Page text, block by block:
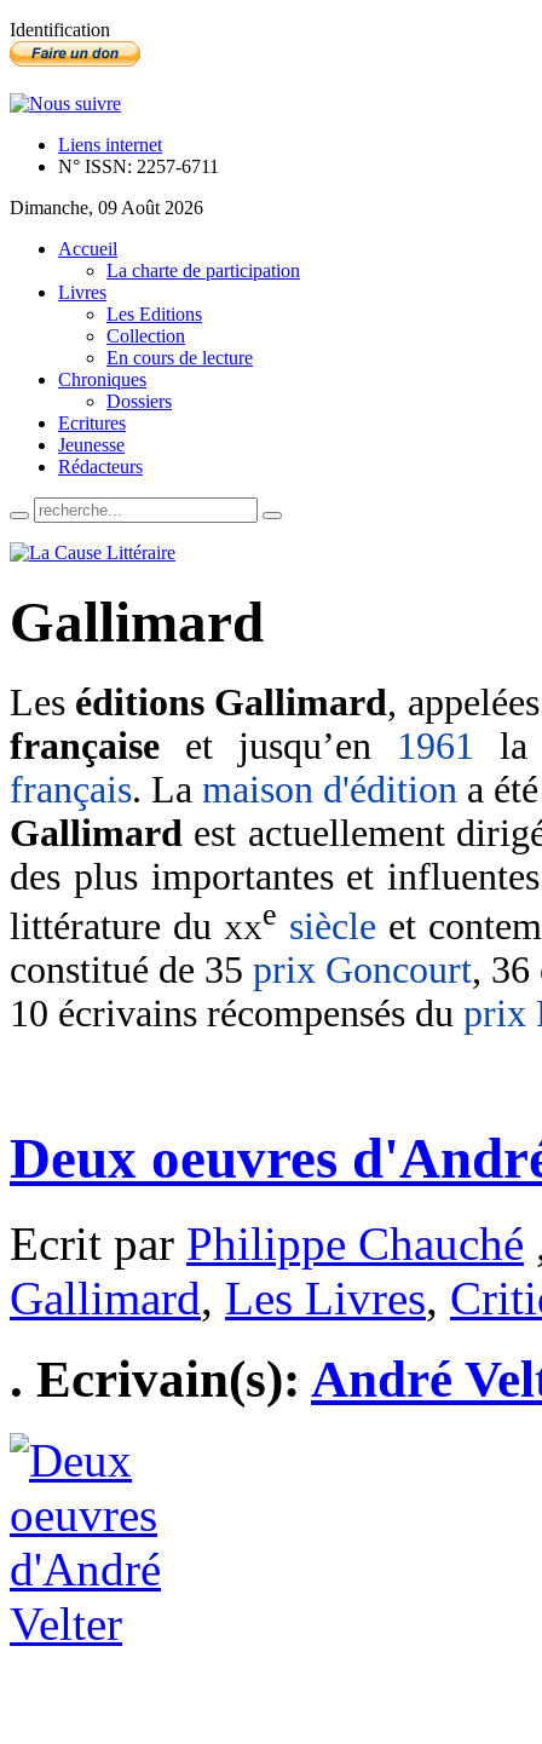
Identification
Liens internet
N° ISSN: 2257-6711
Dimanche, 09 Août 2026
Accueil
La charte de participation
Livres
Les Editions
Collection
En cours de lecture
Chroniques
Dossiers
Ecritures
Jeunesse
Rédacteurs
Gallimard
Les éditions Gallimard,
française et jusqu’en 1961
français. Lamaison d'édition a
Gallimard est actuellement
des plus importantes et
littérature du xxe siècle et
constitué de 35 prix Goncourt,
10 écrivains récompensés du prix
Deux oeuvres
Ecrit par Philippe Chauché
Gallimard, Les Livres,
. Ecrivain(s): André